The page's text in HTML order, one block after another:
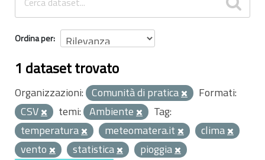
Ordina per
1 dataset trovato
Organizzazioni: Comunità di pratica
Formati:
CSV
temi: Ambiente
Tag:
temperatura
meteomatera.it
clima
vento
statistica pioggia